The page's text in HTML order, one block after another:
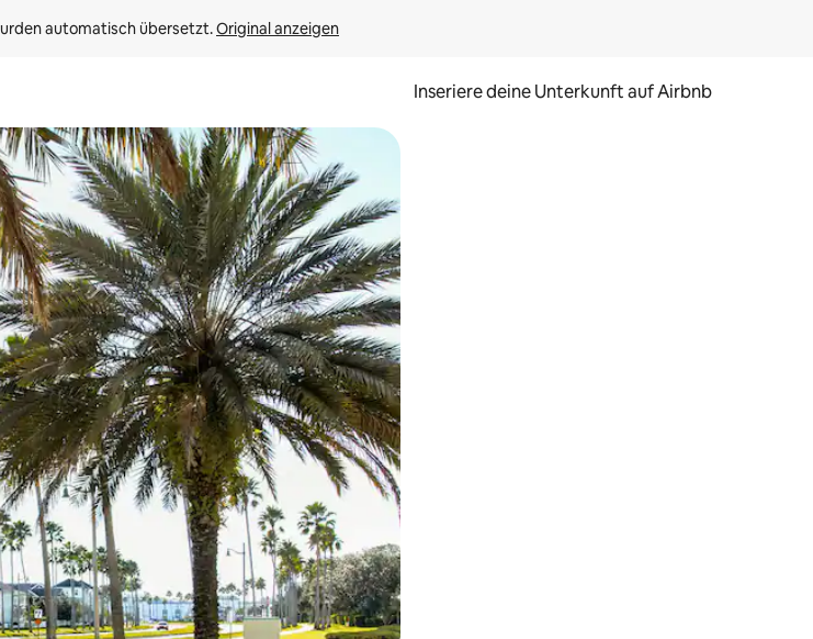
automatisch übersetzt. Original anzeigen
Inseriere deine Unterkunft auf Airbnb
unten oder erkunde die Ergebnisse durch Berühren oder Wischgesten.